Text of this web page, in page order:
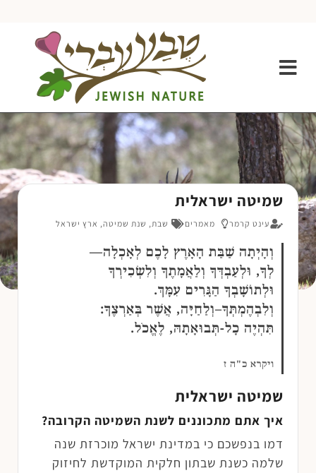
שמיטה ישראלית
עינט קרמר מאמרים שבת, שנת שמיטה, ארץ ישראל
וְהָיְתָה שַׁבַּת הָאָרֶץ לָכֶם לְאָכְלָה—
לְךָ, וּלְעַבְדְּךָ וְלַאֲמָתֶךָ וְלִשְׂכִירְךָ
וּלְתוֹשָׁבְךָ הַגָּרִים עִמָּךְ.
וְלִבְהֶמְתְּךָ–וְלַחַיָּה, אֲשֶׁר בְּאַרְצֶךָ:
תִּהְיֶה כָל-תְּבוּאָתָהּ, לֶאֱכֹל.
ויקרא כ"ה ז
שמיטה ישראלית
איך אתם מתכוננים לשנת השמיטה הקרובה?
דמו בנפשכם כי במדינת ישראל מוכרזת שנה
שלמה כשנת שבתון חלקית המוקדשת לחיזוק